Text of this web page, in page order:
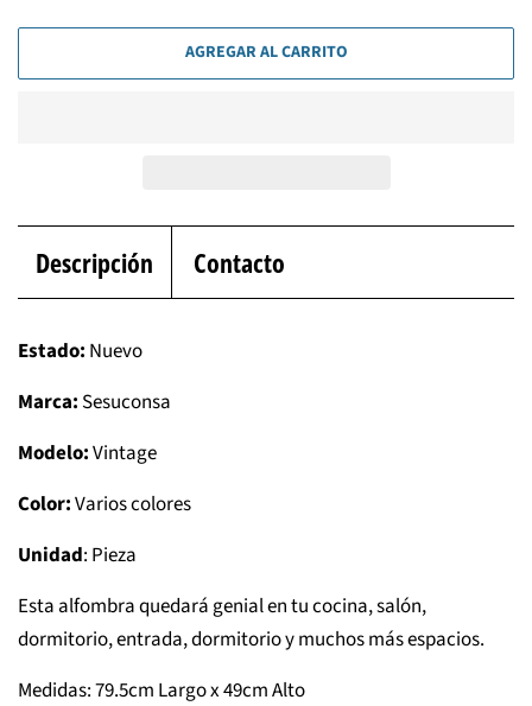
AGREGAR AL CARRITO
Descripción Contacto
Estado: Nuevo
Marca: Sesuconsa
Modelo:Vintage
Color:Varios colores
Unidad: Pieza
Esta alfombra quedará genial en tu cocina, salón,
dormitorio, entrada, dormitorio y muchos más espacios.
Medidas: 79.5cm Largo x 49cm Alto